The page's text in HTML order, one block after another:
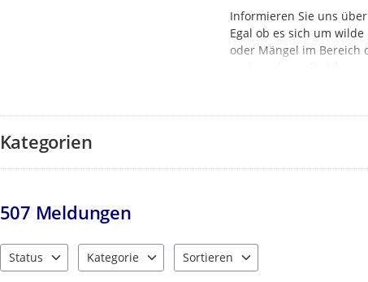
Informieren Sie uns
Egal ob es sich um
oder Mängel im Bereich
Kategorien
507 Meldungen
Status
Kategorie
Sortieren